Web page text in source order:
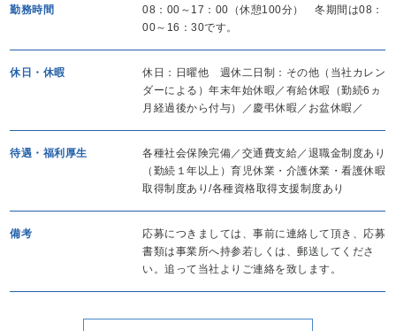
勤務時間
08：00～17：00（休憩100分） 冬期間は08：
00～16：30です。
休日・休暇
休日：日曜他 週休二日制：その他（当社カレン
ダーによる）年末年始休暇／有給休暇（勤続6ヵ
月経過後から付与）／慶弔休暇／お盆休暇／
待遇・福利厚生
各種社会保険完備／交通費支給／退職金制度あり
（勤続１年以上）育児休業・介護休業・看護休暇
取得制度あり/各種資格取得支援制度あり
備考
応募につきましては、事前に連絡して頂き、応募
書類は事業所へ持参若しくは、郵送してくださ
い。追って当社よりご連絡を致します。